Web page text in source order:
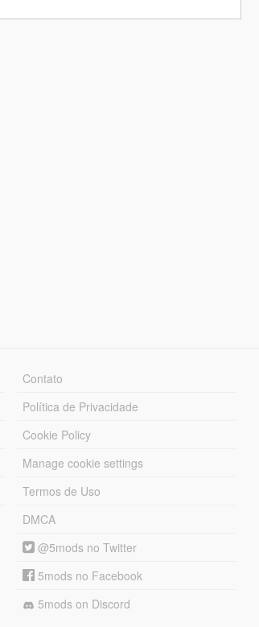
Contato
Política de Privacidade
Cookie Policy
Manage cookie settings
Termos de Uso
DMCA
@5mods no Twitter
5mods no Facebook
5mods on Discord